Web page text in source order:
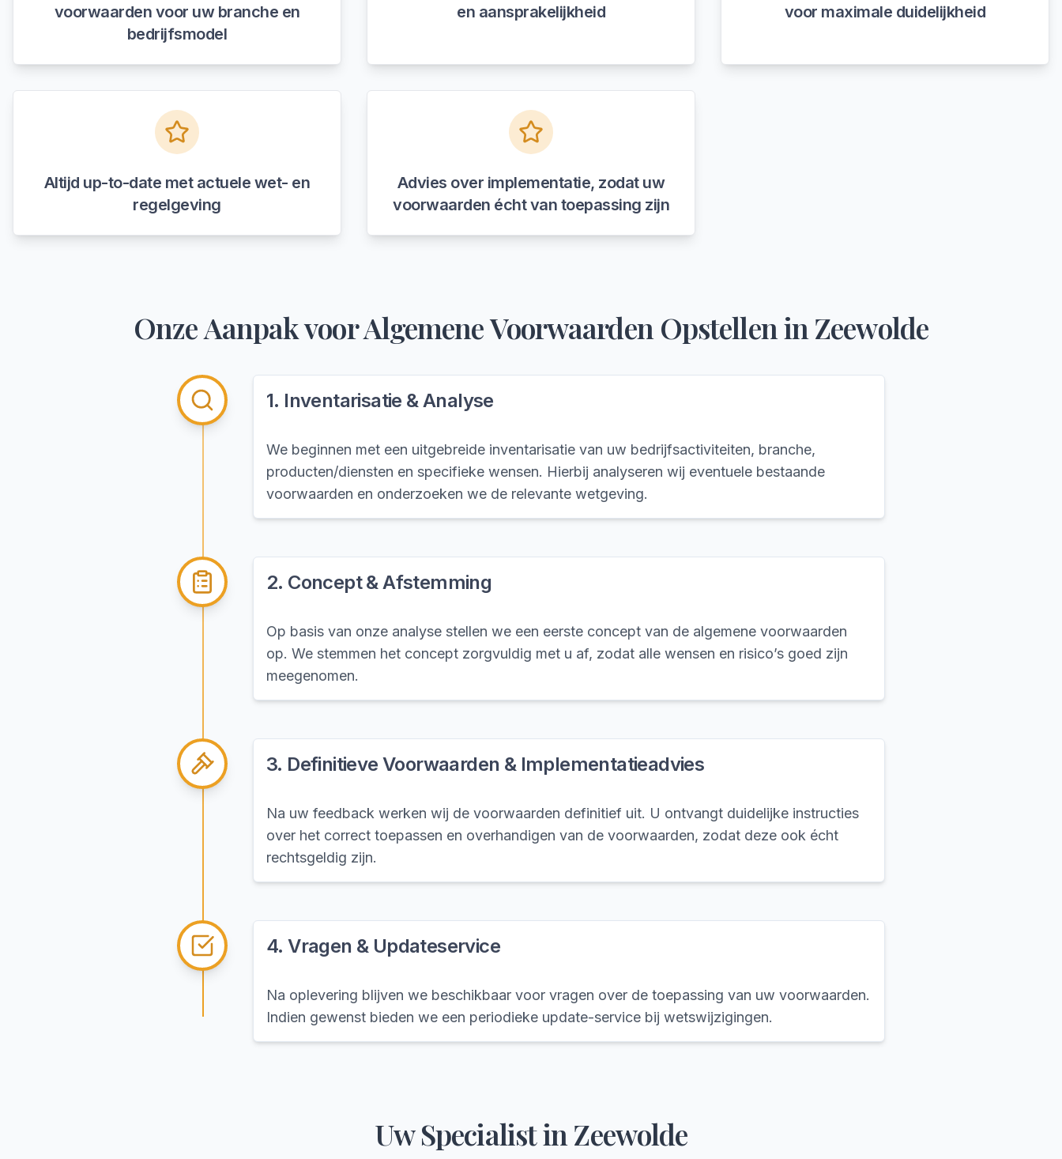
voorwaarden voor uw branche en
bedrijfsmodel
en aansprakelijkheid
voor maximale duidelijkheid
Altijd up-to-date met actuele wet- en
regelgeving
Advies over implementatie, zodat uw
voorwaarden écht van toepassing zijn
Onze Aanpak voorAlgemene Voorwaarden Opstellenin Zeewolde
1. Inventarisatie & Analyse
We beginnen met een uitgebreide inventarisatie van uw bedrijfsactiviteiten, branche,
producten/diensten en specifieke wensen. Hierbij analyseren wij eventuele bestaande
voorwaarden en onderzoeken we de relevante wetgeving.
2. Concept & Afstemming
Op basis van onze analyse stellen we een eerste concept van de algemene voorwaarden
op. We stemmen het concept zorgvuldig met u af, zodat alle wensen en risico’s goed zijn
meegenomen.
3. Definitieve Voorwaarden & Implementatieadvies
Na uw feedback werken wij de voorwaarden definitief uit. U ontvangt duidelijke instructies
over het correct toepassen en overhandigen van de voorwaarden, zodat deze ook écht
rechtsgeldig zijn.
4.Vragen & Updateservice
Na oplevering blijven we beschikbaar voor vragen over de toepassing van uw voorwaarden.
Indien gewenst bieden we een periodieke update-service bij wetswijzigingen.
Uw Specialist in Zeewolde